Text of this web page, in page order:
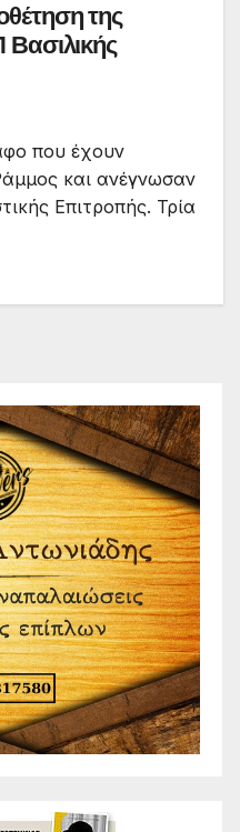
της
που έχουν
και ανέγνωσαν
Επιτροπής. Τρία